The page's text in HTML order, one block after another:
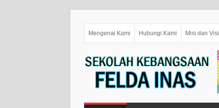
Mengenai Kami Hubungi Kami Misi dan Visi